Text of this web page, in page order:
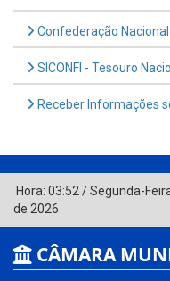
Confederação
SICONFI - Tesouro
Receber Informações
Hora: 03:52 /Segunda-
de 2026
CÂMARA